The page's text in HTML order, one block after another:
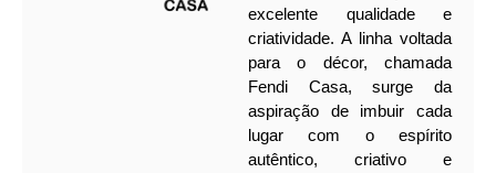
excelente qualidade e
criatividade. A linha voltada
para o décor, chamada
Fendi Casa, surge da
aspiração de imbuir cada
lugar com o espírito
autêntico, criativo e